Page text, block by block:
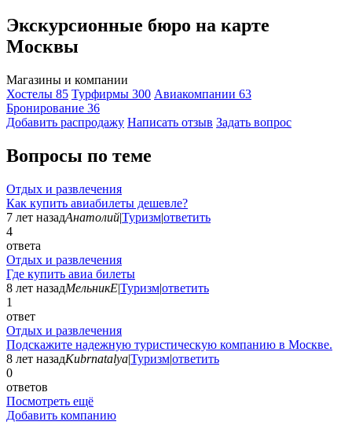
Экскурсионные бюро на карте
Москвы
Магазины и компании
Хостелы 85 Турфирмы 300 Авиакомпании 63
Бронирование 36
Добавить раcпродажу Написать отзыв Задать вопрос
Вопросы по теме
Отдых и развлечения
Как купить авиабилеты дешевле?
7 лет назадАнатолий|Туризм|ответить
4
ответа
Отдых и развлечения
Где купить авиа билеты
8 лет назадМельникЕ|Туризм|ответить
1
ответ
Отдых и развлечения
Подскажите надежную туристическую компанию в Москве.
8 лет назадKubrnatalya|Туризм|ответить
0
ответов
Посмотреть ещё
Добавить компанию